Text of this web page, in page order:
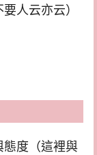
人云亦云）
態度（這裡與